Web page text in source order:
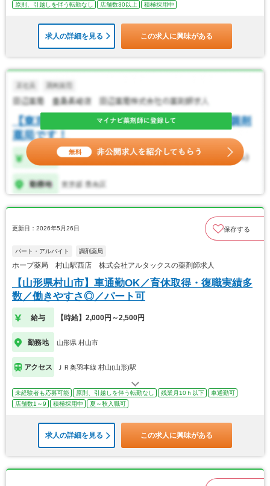
原則、引越しを伴う転勤なし 店舗数30以上 積極採用中
求人の詳細を見る この求人に興味がある
更新日：2026年5月26日 保存する
パート・アルバイト 調剤薬局
ホープ薬局 村山駅西店 株式会社アルタックスの薬剤師求人
【山形県村山市】車通勤OK／育休取得・復職実績多
数／働きやすさ◎／パート可
給与 【時給】2,000円～2,500円
勤務地 山形県 村山市
アクセス ＪＲ奥羽本線 村山(山形)駅
未経験者も応募可能 原則、引越しを伴う転勤なし 残業月10ｈ以下
車通勤可
店舗数1～9
積極採用中 夏～秋入職可
求人の詳細を見る この求人に興味がある